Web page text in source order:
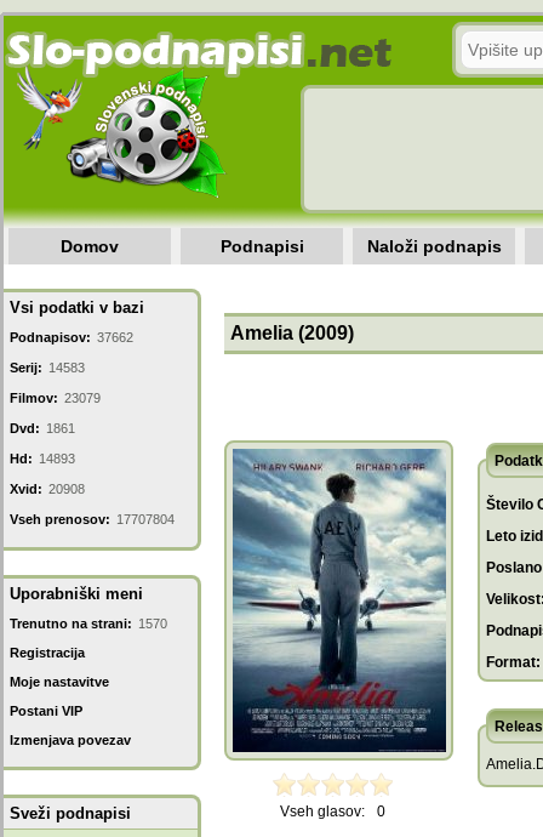
Domov Podnapisi Naloži podnapis
Vsi podatki v bazi
Podnapisov: 37662
Serij: 14583
Filmov: 23079
Dvd: 1861
Hd: 14893
Xvid: 20908
Vseh prenosov: 17707804
Uporabniški meni
Trenutno na strani: 1570
Registracija
Moje nastavitve
Postani VIP
Izmenjava povezav
Sveži podnapisi
Amelia (2009)
Vseh glasov: 0
Število
Leto
Format: